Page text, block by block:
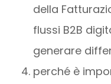
della
flussi B2B
generare
perché è